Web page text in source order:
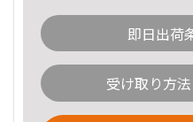
即日出荷
受け取り方